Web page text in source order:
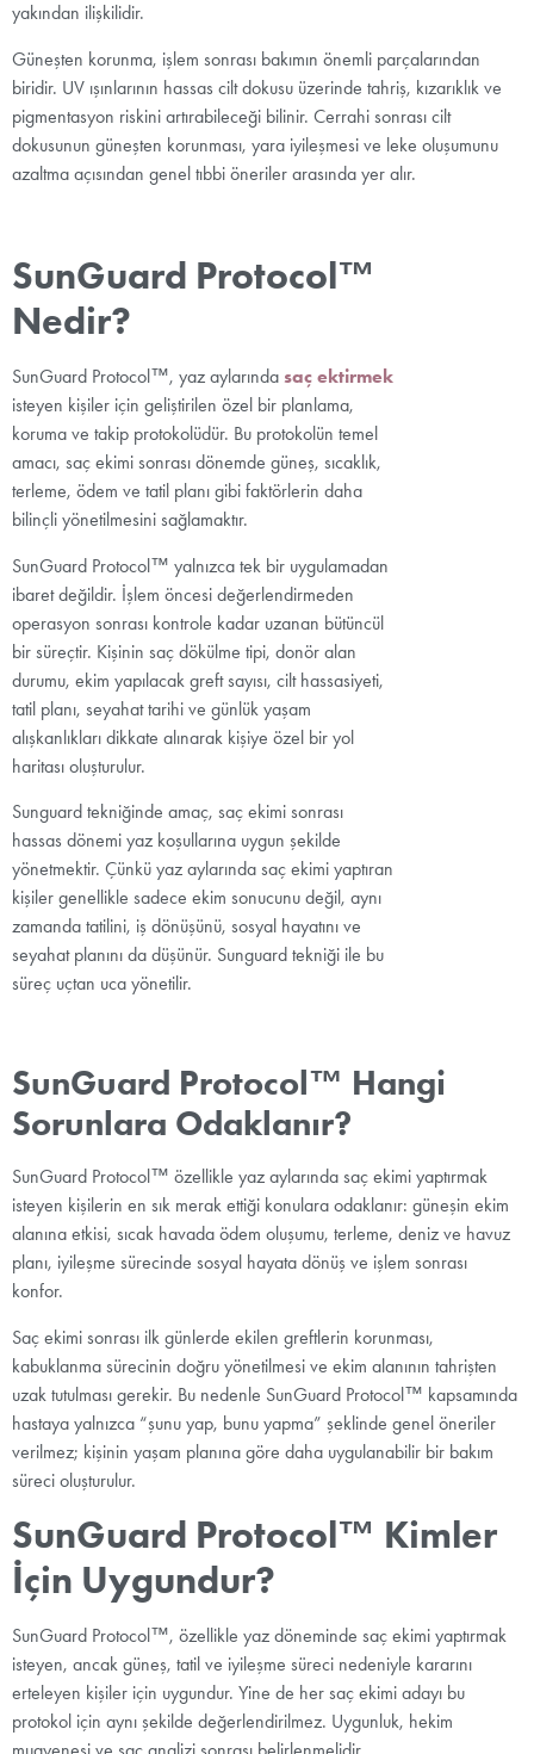
yakından ilişkilidir.
Güneşten korunma, işlem sonrası bakımın önemli parçalarından
biridir. UV ışınlarının hassas cilt dokusu üzerinde tahriş, kızarıklık ve
pigmentasyon riskini artırabileceği bilinir. Cerrahi sonrası cilt
dokusunun güneşten korunması, yara iyileşmesi ve leke oluşumunu
azaltma açısından genel tıbbi öneriler arasında yer alır.
SunGuard Protocol™
Nedir?
SunGuard Protocol™, yaz aylarında saç ektirmek
isteyen kişiler için geliştirilen özel bir planlama,
koruma ve takip protokolüdür. Bu protokolün temel
amacı, saç ekimi sonrası dönemde güneş, sıcaklık,
terleme, ödem ve tatil planı gibi faktörlerin daha
bilinçli yönetilmesini sağlamaktır.
SunGuard Protocol™ yalnızca tek bir uygulamadan
ibaret değildir. İşlem öncesi değerlendirmeden
operasyon sonrası kontrole kadar uzanan bütüncül
bir süreçtir. Kişinin saç dökülme tipi, donör alan
durumu, ekim yapılacak greft sayısı, cilt hassasiyeti,
tatil planı, seyahat tarihi ve günlük yaşam
alışkanlıkları dikkate alınarak kişiye özel bir yol
haritası oluşturulur.
Sunguard tekniğinde amaç, saç ekimi sonrası
hassas dönemi yaz koşullarına uygun şekilde
yönetmektir. Çünkü yaz aylarında saç ekimi yaptıran
kişiler genellikle sadece ekim sonucunu değil, aynı
zamanda tatilini, iş dönüşünü, sosyal hayatını ve
seyahat planını da düşünür. Sunguard tekniği ile bu
süreç uçtan uca yönetilir.
SunGuard Protocol™ Hangi
Sorunlara Odaklanır?
SunGuard Protocol™ özellikle yaz aylarında saç ekimi yaptırmak
isteyen kişilerin en sık merak ettiği konulara odaklanır: güneşin ekim
alanına etkisi, sıcak havada ödem oluşumu, terleme, deniz ve havuz
planı, iyileşme sürecinde sosyal hayata dönüş ve işlem sonrası
konfor.
Saç ekimi sonrası ilk günlerde ekilen greftlerin korunması,
kabuklanma sürecinin doğru yönetilmesi ve ekim alanının tahrişten
uzak tutulması gerekir. Bu nedenle SunGuard Protocol™ kapsamında
hastaya yalnızca “şunu yap, bunu yapma” şeklinde genel öneriler
verilmez; kişinin yaşam planına göre daha uygulanabilir bir bakım
süreci oluşturulur.
SunGuard Protocol™ Kimler
İçin Uygundur?
SunGuard Protocol™, özellikle yaz döneminde saç ekimi yaptırmak
isteyen, ancak güneş, tatil ve iyileşme süreci nedeniyle kararını
erteleyen kişiler için uygundur. Yine de her saç ekimi adayı bu
protokol için aynı şekilde değerlendirilmez. Uygunluk, hekim